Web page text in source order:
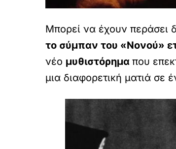
Μπορεί να έχουν περάσει
το σύμπαν του «Νονού»
νέο μυθιστόρημα που
μια διαφορετική ματιά σε